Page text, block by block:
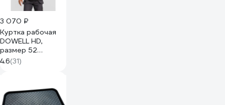
3 070 ₽
Куртка рабочая
DOWELL HD,
размер 52
D81210-L
4.6(31)